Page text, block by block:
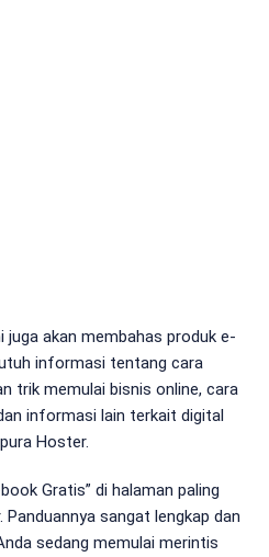
juga akan membahas produk e-
informasi tentang cara
trik memulai bisnis online, cara
informasi lain terkait digital
Hoster.
Gratis” di halaman paling
sangat lengkap dan
sedang memulai merintis